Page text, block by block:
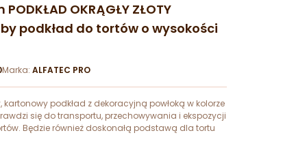
OKRĄGŁY ZŁOTY
podkład do tortów o wysokości
Marka: ALFATEC PRO
podkład z dekoracyjną powłoką w kolorze
się do transportu, przechowywania i ekspozycji
Będzie również doskonałą podstawą dla tortu